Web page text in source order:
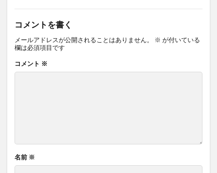
コメントを書く
メールアドレスが公開されることはありません。 ※ が付いている
欄は必須項目です
コメント ※
名前 ※